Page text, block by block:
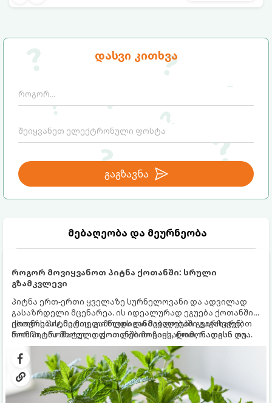
დასვი კითხვა
გაგზავნა
მებაღეობა და მეურნეობა
როგორ მოვიყვანოთ პიტნა ქოთანში: სრული
გზამკვლევი
პიტნა ერთ-ერთი ყველაზე სურნელოვანი და ადვილად
გასაზრდელი მცენარეა. ის იდეალურად ეგუება ქოთანში
ცხოვრებას, მეტიც, გამოცდილი მებაღეები გვირჩევენ,
რომ პიტნა მხოლოდ ქოთანში მოვიყვანოთ, რადგან ღია
გრუნტში (ბაღში) დარგვისას ის ფესვებით ძალიან
სწრაფად ვრცელდება და სხვა მცენარეებს ავიწროებს.
ქოთნის პიტნა მთელი წლის განმავლობაში გაგახარებთ
ნორჩი, არომატული ფოთლებით ჩაის, ლიმონათისა თუ
კერძებისთვის.
„ბლექაუტის“ ეფექტი).
მეცნიერული ხრიკები, რომლებიც
ტესტირებისას მაქსიმალური
კონცენტრაციის შენარჩუნებაში.
როგორ დაამარცხოთ საგამოცდო